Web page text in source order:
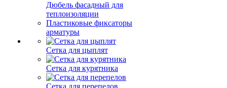
Дюбель фасадный для
теплоизоляции
Пластиковые фиксаторы
арматуры
Сетка для цыплят
Сетка для курятника
Сетка для перепелов